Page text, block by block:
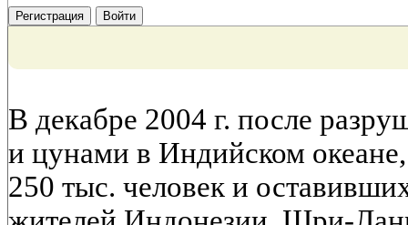
Регистрация Войти
В декабре 2004 г. после
и цунами в Индийском
250 тыс. человек и